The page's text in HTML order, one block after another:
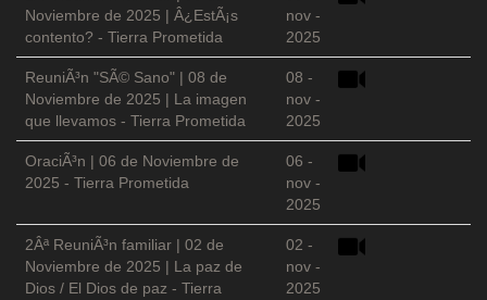
Noviembre de 2025 | Â¿EstÃ¡s
contento? - Tierra Prometida
nov -
2025
ReuniÃ³n "SÃ© Sano" | 08 de
Noviembre de 2025 | La imagen
que llevamos - Tierra Prometida
08 -
nov -
2025
OraciÃ³n | 06 de Noviembre de
2025 - Tierra Prometida
06 -
nov -
2025
2Âª ReuniÃ³n familiar | 02 de
Noviembre de 2025 | La paz de
Dios / El Dios de paz - Tierra
02 -
nov -
2025